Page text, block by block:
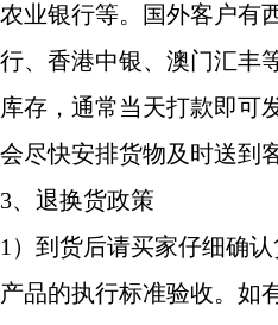
农业银行等。国外客户有
行、香港中银、澳门汇丰
库存，通常当天打款即可
会尽快安排货物及时送到
3、退换货政策
1）到货后请买家仔细确
产品的执行标准验收。如